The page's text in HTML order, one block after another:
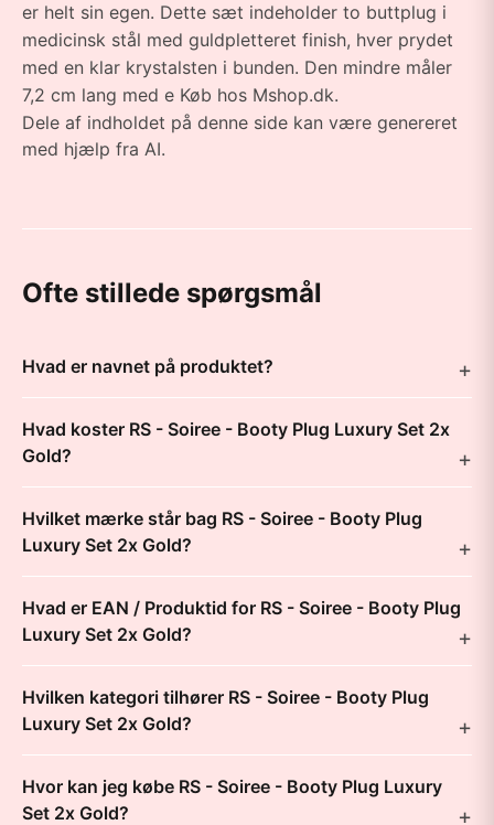
er helt sin egen. Dette sæt indeholder to buttplug i
medicinsk stål med guldpletteret finish, hver prydet
med en klar krystalsten i bunden. Den mindre måler
7,2 cm lang med e Køb hos Mshop.dk.
Dele af indholdet på denne side kan være genereret
med hjælp fra AI.
Ofte stillede spørgsmål
Hvad er navnet på produktet?
Hvad koster RS - Soiree - Booty Plug Luxury Set 2x
Gold?
Hvilket mærke står bag RS - Soiree - Booty Plug
Luxury Set 2x Gold?
Hvad er EAN / Produktid for RS - Soiree - Booty Plug
Luxury Set 2x Gold?
Hvilken kategori tilhører RS - Soiree - Booty Plug
Luxury Set 2x Gold?
Hvor kan jeg købe RS - Soiree - Booty Plug Luxury
Set 2x Gold?